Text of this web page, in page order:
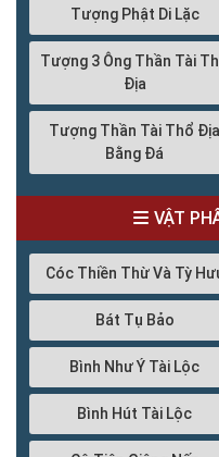
Tượng Phật Di Lặc
Tượng 3 Ông Thần Tài
Địa
Tượng Thần Tài Thổ Địa
Bằng Đá
VẬT
Cóc Thiền Thừ Và Tỳ
Bát Tụ Bảo
Bình Như Ý Tài Lộc
Bình Hút Tài Lộc